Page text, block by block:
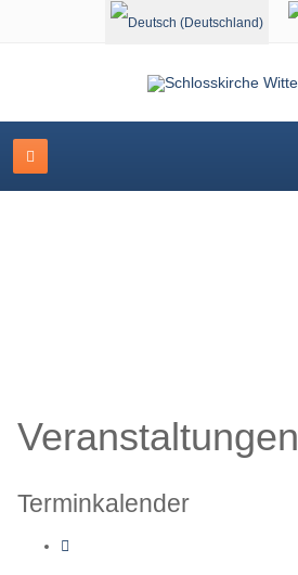
Sprache auswählen
Veranstaltungen
Terminkalender